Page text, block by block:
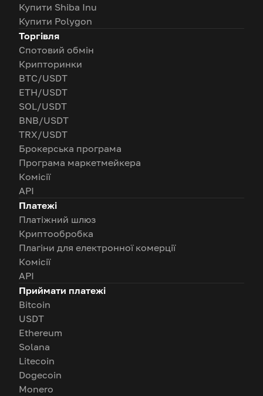
Купити Shiba Inu
Купити Polygon
Торгівля
Спотовий обмін
Крипторинки
BTC/USDT
ETH/USDT
SOL/USDT
BNB/USDT
TRX/USDT
Брокерська програма
Програма маркетмейкера
Комісії
API
Платежі
Платіжний шлюз
Криптообробка
Плагіни для електронної комерції
Комісії
API
Приймати платежі
Bitcoin
USDT
Ethereum
Solana
Litecoin
Dogecoin
Monero